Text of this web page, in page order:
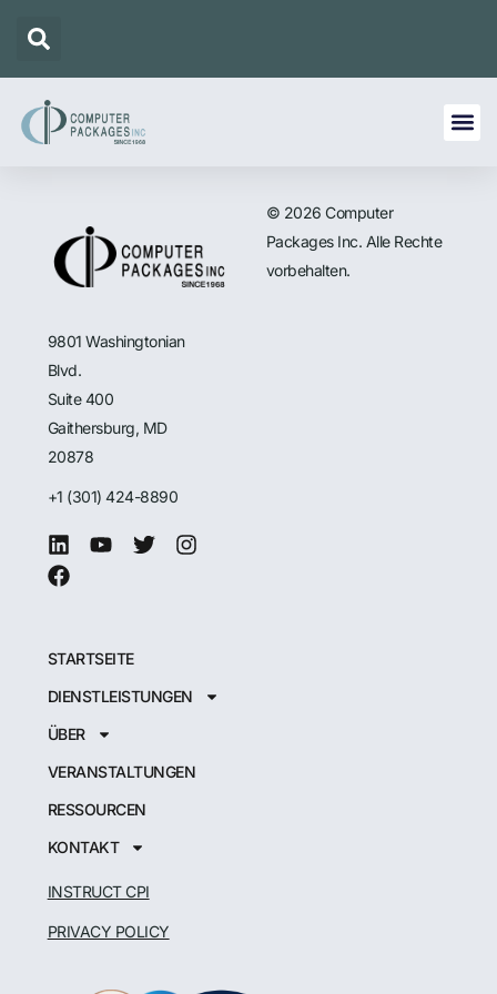
9801 Washingtonian
Blvd.
Suite 400
Gaithersburg, MD
20878
+1 (301) 424-8890
STARTSEITE
DIENSTLEISTUNGEN
ÜBER
VERANSTALTUNGEN
RESSOURCEN
KONTAKT
INSTRUCT CPI
PRIVACY POLICY
© 2026 Computer
Packages Inc. Alle Rechte
vorbehalten.